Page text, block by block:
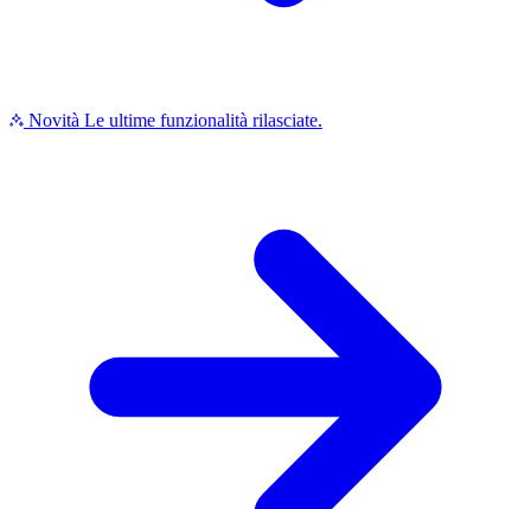
Novità Le ultime funzionalità rilasciate.